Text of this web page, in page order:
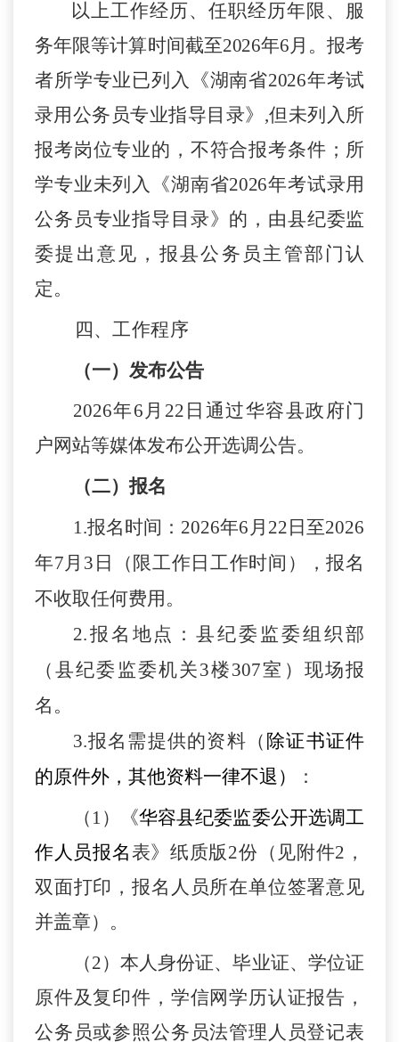
以上工作经历、任职经历年限、服
务年限等计算时间截至2026年6月。报考
者所学专业已列入《湖南省2026年考试
录用公务员专业指导目录》 ,但未列入所
报考岗位专业的，不符合报考条件；所
学专业未列入《湖南省2026年考试录用
公务员专业指导目录》的，由县纪委监
委提出意见，报县公务员主管部门认
定。
四、工作程序
（一）发布公告
2026年6 月 22 日通过华容县政府门
户网站等媒体发布公开选调公告。
（二）报名
1.报名时间：2026年6月22日至2026
年7月3日（限工作日工作时间），报名
不收取任何费用。
2.报名地点：县纪委监委组织部
（县纪委监委机关3楼307室）现场报
名。
3.报名需提供的资料（ 除证书证件
的原件外，其他资料一律不退）
：
（ 1） 《华容县纪委监委公开选调工
作人员报名表》纸质版2份 （见附件2 ，
双面打印，报名人员所在单位签署意见
并盖章） 。
（2） 本人身份证、毕业证、学位证
原件及复印件 ， 学信网学历认证报告 ，
公务员或参照公务员法管理人员登记表